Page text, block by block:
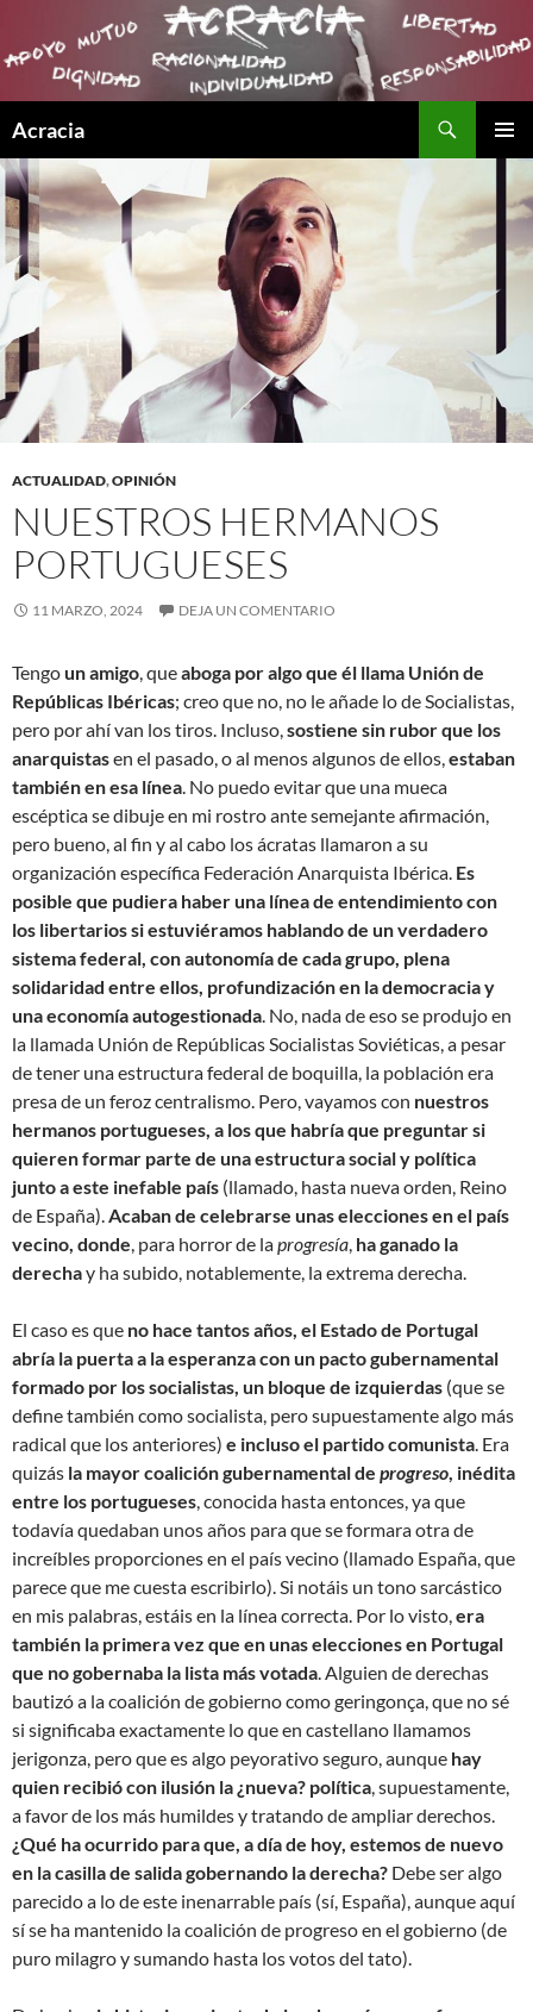
Acracia
AL
CONTENIDO
ACTUALIDAD,OPINIÓN
NUESTROS HERMANOS
PORTUGUESES
11 MARZO, 2024 DEJA UN COMENTARIO
Tengoun amigo, queaboga por algo que él llama Unión de
Repúblicas Ibéricas; creo que no, no le añade lo de Socialistas,
pero por ahí van los tiros. Incluso,sostiene sin rubor que los
anarquistasen el pasado, o al menos algunos de ellos,estaban
también en esa línea. No puedo evitar que una mueca
escéptica se dibuje en mi rostro ante semejante afirmación,
pero bueno, al fin y al cabo los ácratas llamaron a su
organización específica Federación Anarquista Ibérica. Es
posible que pudiera haber una línea de entendimiento con
los libertarios si estuviéramos hablando de un verdadero
sistema federal, con autonomía de cada grupo, plena
solidaridad entre ellos, profundización en la democracia y
una economía autogestionada. No, nada de eso se produjo en
la llamada Unión de Repúblicas Socialistas Soviéticas, a pesar
de tener una estructura federal de boquilla, la población era
presa de un feroz centralismo. Pero, vayamos con nuestros
hermanos portugueses, a los que habría que preguntar si
quieren formar parte de una estructura social y política
junto a este inefable país (llamado, hasta nueva orden, Reino
de España).Acaban de celebrarse unas elecciones en el país
vecino, donde, para horror de laprogresía, ha ganado la
derechay ha subido, notablemente, la extrema derecha.
El caso es que no hace tantos años, el Estado de Portugal
abría la puerta a la esperanza con un pacto gubernamental
formado por los socialistas, un bloque de izquierdas (que se
define también como socialista, pero supuestamente algo más
radical que los anteriores) e incluso el partido comunista. Era
quizás la mayor coalición gubernamental de progreso, inédita
entre los portugueses, conocida hasta entonces, ya que
todavía quedaban unos años para que se formara otra de
increíbles proporciones en el país vecino (llamado España, que
parece que me cuesta escribirlo). Si notáis un tono sarcástico
en mis palabras, estáis en la línea correcta. Por lo visto,era
también la primera vez que en unas elecciones en Portugal
que no gobernaba la lista más votada. Alguien de derechas
bautizó a la coalición de gobierno como geringonça, que no sé
si significaba exactamente lo que en castellano llamamos
jerigonza, pero que es algo peyorativo seguro, aunque hay
quien recibió con ilusión la ¿nueva? política, supuestamente,
a favor de los más humildes y tratando de ampliar derechos.
¿Qué ha ocurrido para que, a día de hoy, estemos de nuevo
en la casilla de salida gobernando la derecha? Debe ser algo
parecido a lo de este inenarrable país (sí, España), aunque aquí
sí se ha mantenido la coalición de progreso en el gobierno (de
puro milagro y sumando hasta los votos del tato).